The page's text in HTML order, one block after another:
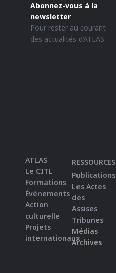
Abonnez-vous à la
newsletter
Pour rester au courant
des actualités d’ATLAS
ATLAS
Le CITL
Formations
Événements
Action
culturelle
Projets
internationaux
RESSOURCES
Publications
Les Actes
des
Assises
Tribunes
Médias
Archives